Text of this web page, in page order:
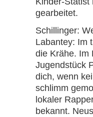
gearbeitet.
Schillinger:
Labantey: Im
die Krähe. Im
Jugendstück
dich, wenn
schlimm
lokaler
bekannt.